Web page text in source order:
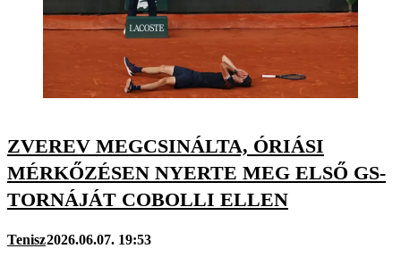
ZVEREV MEGCSINÁLTA, ÓRIÁSI
MÉRKŐZÉSEN NYERTE MEG ELSŐ GS-
TORNÁJÁT COBOLLI ELLEN
Tenisz2026.06.07. 19:53